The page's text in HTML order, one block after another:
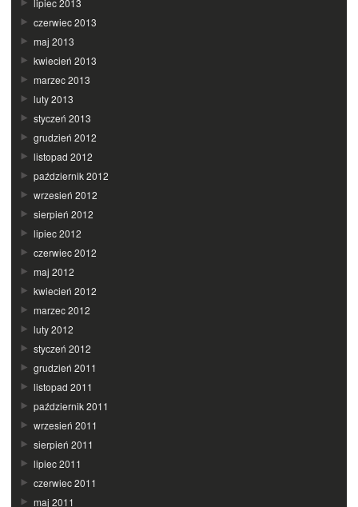
czerwiec 2013
maj 2013
kwiecień 2013
marzec 2013
luty 2013
styczeń 2013
grudzień 2012
listopad 2012
październik 2012
wrzesień 2012
sierpień 2012
lipiec 2012
czerwiec 2012
maj 2012
kwiecień 2012
marzec 2012
luty 2012
styczeń 2012
grudzień 2011
listopad 2011
październik 2011
wrzesień 2011
sierpień 2011
lipiec 2011
czerwiec 2011
maj 2011